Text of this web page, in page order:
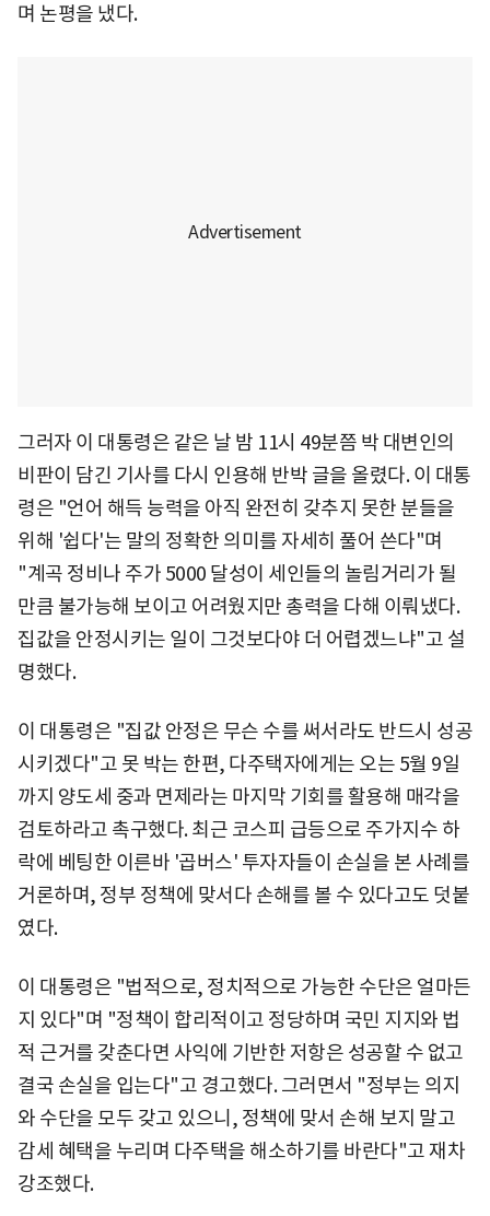
며 논평을 냈다.
그러자 이 대통령은 같은 날 밤 11시 49분쯤 박 대변인의
비판이 담긴 기사를 다시 인용해 반박 글을 올렸다. 이 대통
령은 "언어 해득 능력을 아직 완전히 갖추지 못한 분들을
위해 '쉽다'는 말의 정확한 의미를 자세히 풀어 쓴다"며
"계곡 정비나 주가 5000 달성이 세인들의 놀림거리가 될
만큼 불가능해 보이고 어려웠지만 총력을 다해 이뤄냈다.
집값을 안정시키는 일이 그것보다야 더 어렵겠느냐"고 설
명했다.
이 대통령은 "집값 안정은 무슨 수를 써서라도 반드시 성공
시키겠다"고 못 박는 한편, 다주택자에게는 오는 5월 9일
까지 양도세 중과 면제라는 마지막 기회를 활용해 매각을
검토하라고 촉구했다. 최근 코스피 급등으로 주가지수 하
락에 베팅한 이른바 '곱버스' 투자자들이 손실을 본 사례를
거론하며, 정부 정책에 맞서다 손해를 볼 수 있다고도 덧붙
였다.
이 대통령은 "법적으로, 정치적으로 가능한 수단은 얼마든
지 있다"며 "정책이 합리적이고 정당하며 국민 지지와 법
적 근거를 갖춘다면 사익에 기반한 저항은 성공할 수 없고
결국 손실을 입는다"고 경고했다. 그러면서 "정부는 의지
와 수단을 모두 갖고 있으니, 정책에 맞서 손해 보지 말고
감세 혜택을 누리며 다주택을 해소하기를 바란다"고 재차
강조했다.